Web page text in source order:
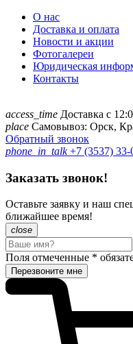
О нас
Доставка и оплата
Новости и акции
Фотогалереи
Юридическая
Контакты
access_time Доставка с
place Самовывоз: Орск,
Обратный звонок
phone_in_talk+7 (3537) 33-
Заказать звонок!
Оставьте заявку и наш
ближайшее время!
close
Поля отмеченные *